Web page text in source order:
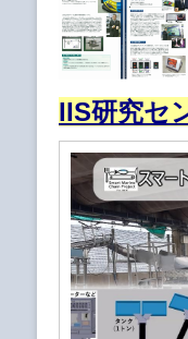
IIS研究セ
動
画
プ
レ
ー
ヤ
ー